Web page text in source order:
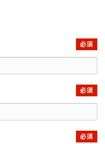
必須
必須
必須